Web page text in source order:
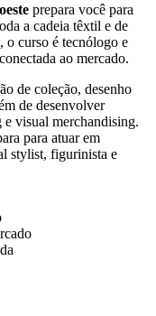
prepara você para
a cadeia têxtil e de
o curso é tecnólogo e
ao mercado.
de coleção, desenho
de desenvolver
visual merchandising.
para atuar em
stylist, figurinista e